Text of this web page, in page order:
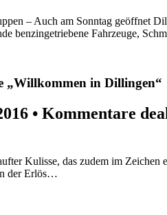
– Auch am Sonntag geöffnet
benzingetriebene Fahrzeuge,
„Willkommen in Dillingen“
• Kommentare
Kulisse, das zudem im
der Erlös…